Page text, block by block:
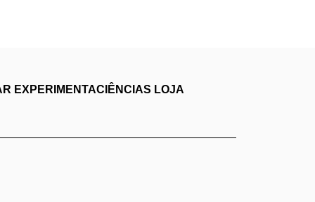
EXPERIMENTACIÊNCIAS LOJA